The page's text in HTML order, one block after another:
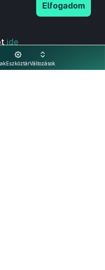
EszköztárVáltozások
ide
Elfogadom